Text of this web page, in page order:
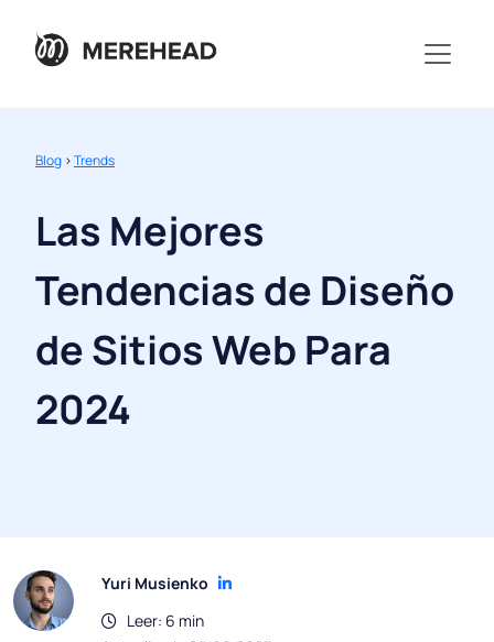
Blog >Trends
Las Mejores
Tendencias de Diseño
de Sitios Web Para
2024
Yuri Musienko
Leer: 6 min